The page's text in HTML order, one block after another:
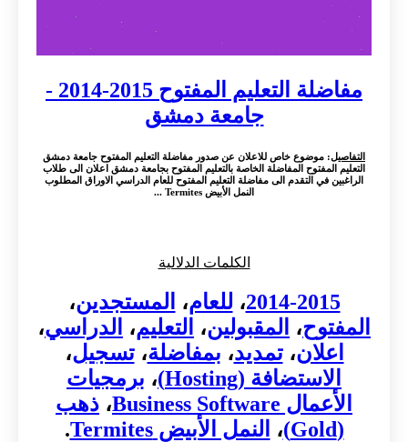
مفاضلة التعليم المفتوح 2015-2014 -
جامعة دمشق
التفاصيل: موضوع خاص للاعلان عن صدور مفاضلة التعليم المفتوح جامعة دمشق
التعليم المفتوح المفاضلة الخاصة بالتعليم المفتوح بجامعة دمشق اعلان الى طلاب
الراغبين في التقدم الى مفاضلة التعليم المفتوح للعام الدراسي الاوراق المطلوب
النمل الأبيض Termites ...
الكلمات الدلالية
2014-2015، للعام، المستجدين،
المفتوح، المقبولين، التعليم، الدراسي،
اعلان،تمديد، بمفاضلة،تسجيل،
الاستضافة (Hosting)
، برمجيات
الأعمال Business Software
، ذهب
(Gold)
، النمل الأبيض Termites .